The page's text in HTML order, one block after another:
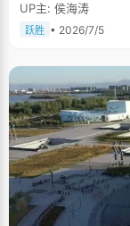
UP主: 侯海涛
跃胜 • 2026/7/5